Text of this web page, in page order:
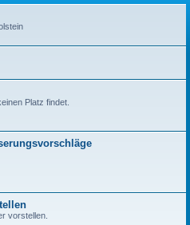
Platz findet.
vorstellen.